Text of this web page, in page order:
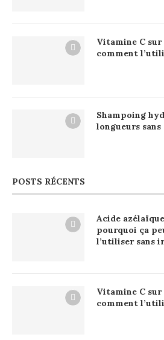
Vitamine C sur
comment
Shampoing
longueurs
POSTS RÉCENTS
Acide
pourquoi ça
l’utiliser sans
Vitamine C sur
comment